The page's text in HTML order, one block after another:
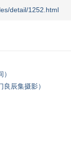
detail/1252.html
辰集摄影）